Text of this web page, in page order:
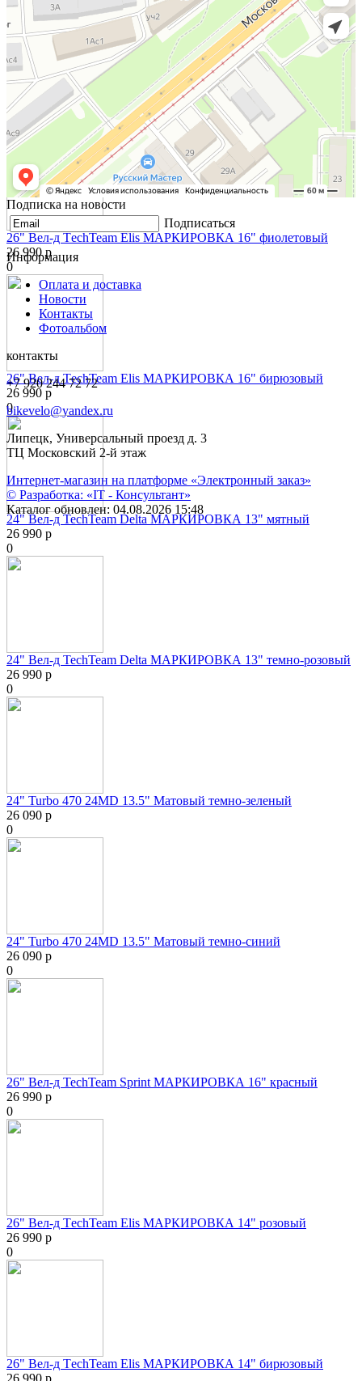
24" Вел-д TechTeam Delta 2024 13" мятный
26 990 р
26" Вел-д ТechTeam Elis МАРКИРОВКА 16" фиолетовый
26 990 р
0
26" Вел-д ТechTeam Elis МАРКИРОВКА 16" бирюзовый
26 990 р
0
24" Вел-д TechTeam Delta МАРКИРОВКА 13" мятный
26 990 р
0
24" Вел-д TechTeam Delta МАРКИРОВКА 13" темно-розовый
26 990 р
0
24" Turbo 470 24MD 13.5" Матовый темно-зеленый
26 090 р
0
24" Turbo 470 24MD 13.5" Матовый темно-синий
26 090 р
0
26" Вел-д TechTeam Sprint МАРКИРОВКА 16" красный
26 990 р
0
26" Вел-д ТechTeam Elis МАРКИРОВКА 14" розовый
26 990 р
0
26" Вел-д ТechTeam Elis МАРКИРОВКА 14" бирюзовый
26 990 р
Подписка на новости
Подписаться
Информация
Оплата и доставка
Новости
Контакты
Фотоальбом
контакты
+7 920 244 72 72
bikevelo@yandex.ru
Липецк, Универсальный проезд д. 3
ТЦ Московский 2-й этаж
Интернет-магазин на платформе «Электронный заказ»
© Разработка: «IT - Консультант»
Каталог обновлен: 04.08.2026 15:48